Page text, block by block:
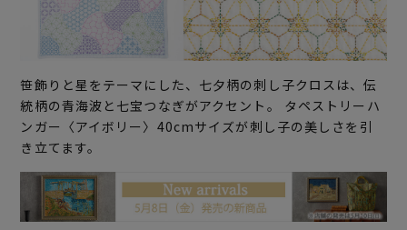
笹飾りと星をテーマにした、七夕柄の刺し子クロスは、伝
統柄の青海波と七宝つなぎがアクセント。 タペストリーハ
ンガー〈アイボリー〉40cmサイズが刺し子の美しさを引
き立てます。